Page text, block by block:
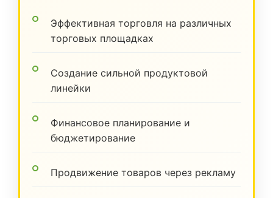
Эффективная торговля на различных
торговых площадках
Создание сильной продуктовой
линейки
Финансовое планирование и
бюджетирование
Продвижение товаров через рекламу